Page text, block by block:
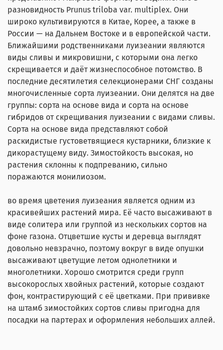
разновидность Prunus triloba var. multiplex. Они
широко культивируются в Китае, Корее, а также в
России — на Дальнем Востоке и в европейской части.
Ближайшими родственниками луизеании являются
виды сливы и микровишни, с которыми она легко
скрещивается и даёт жизнеспособное потомство. В
последние десятилетия селекционерами СНГ созданы
многочисленные сорта луизеании. Они делятся на две
группы: сорта на основе вида и сорта на основе
гибридов от скрещивания луизеании с видами сливы.
Сорта на основе вида представляют собой
раскидистые густоветвящиеся кустарники, близкие к
дикорастущему виду. Зимостойкость высокая, но
растения склонны к подпреванию, сильно
поражаются монилиозом.
во время цветения луизеания является одним из
красивейших растений мира. Её часто высаживают в
виде солитера или группой из нескольких сортов на
фоне газона. Отцветшие кусты и деревца выглядят
довольно невзрачно, поэтому вокруг в виде опушки
высаживают цветущие летом однолетники и
многолетники. Хорошо смотрится среди групп
высокорослых хвойных растений, которые создают
фон, контрастирующий с её цветками. При прививке
на штамб зимостойких сортов сливы пригодна для
посадки на партерах и оформления небольших аллей.